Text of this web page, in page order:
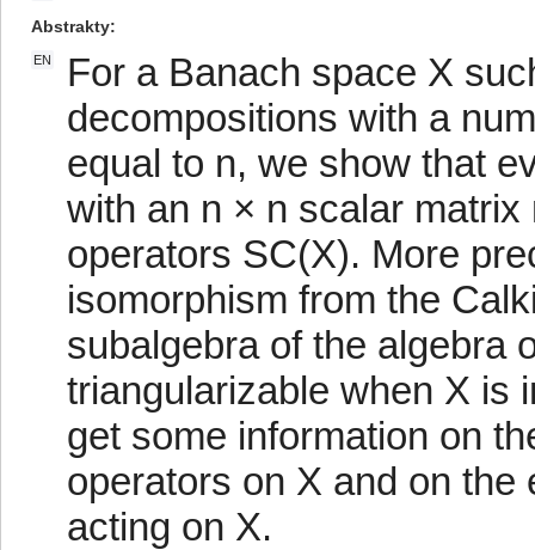
Abstrakty
EN
For a Banach space X
decompositions with a
equal to n, we show that
with an n × n scalar
operators SC(X). More
isomorphism from the
subalgebra of the algebra
triangularizable when X is
get some information on
operators on X and on
acting on X.